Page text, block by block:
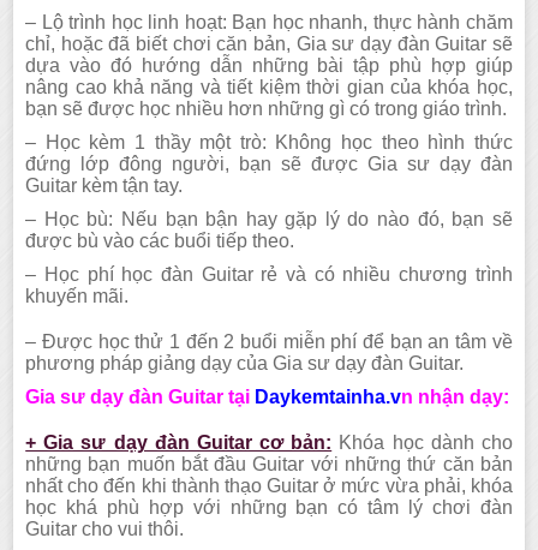
– Lộ trình học linh hoạt: Bạn học nhanh, thực hành chăm
chỉ, hoặc đã biết chơi căn bản, Gia sư dạy đàn Guitar sẽ
dựa vào đó hướng dẫn những bài tập phù hợp giúp
nâng cao khả năng và tiết kiệm thời gian của khóa học,
bạn sẽ được học nhiều hơn những gì có trong giáo trình.
– Học kèm 1 thầy một trò: Không học theo hình thức
đứng lớp đông người, bạn sẽ được Gia sư dạy đàn
Guitar kèm tận tay.
– Học bù: Nếu bạn bận hay gặp lý do nào đó, bạn sẽ
được bù vào các buổi tiếp theo.
– Học phí học đàn Guitar rẻ và có nhiều chương trình
khuyến mãi.
– Được học thử 1 đến 2 buổi miễn phí để bạn an tâm về
phương pháp giảng dạy của Gia sư dạy đàn Guitar.
Gia sư dạy đàn Guitar tại Daykemtainha.vn nhận dạy:
+ Gia sư dạy đàn Guitar cơ bản: Khóa học dành cho
những bạn muốn bắt đầu Guitar với những thứ căn bản
nhất cho đến khi thành thạo Guitar ở mức vừa phải, khóa
học khá phù hợp với những bạn có tâm lý chơi đàn
Guitar cho vui thôi.